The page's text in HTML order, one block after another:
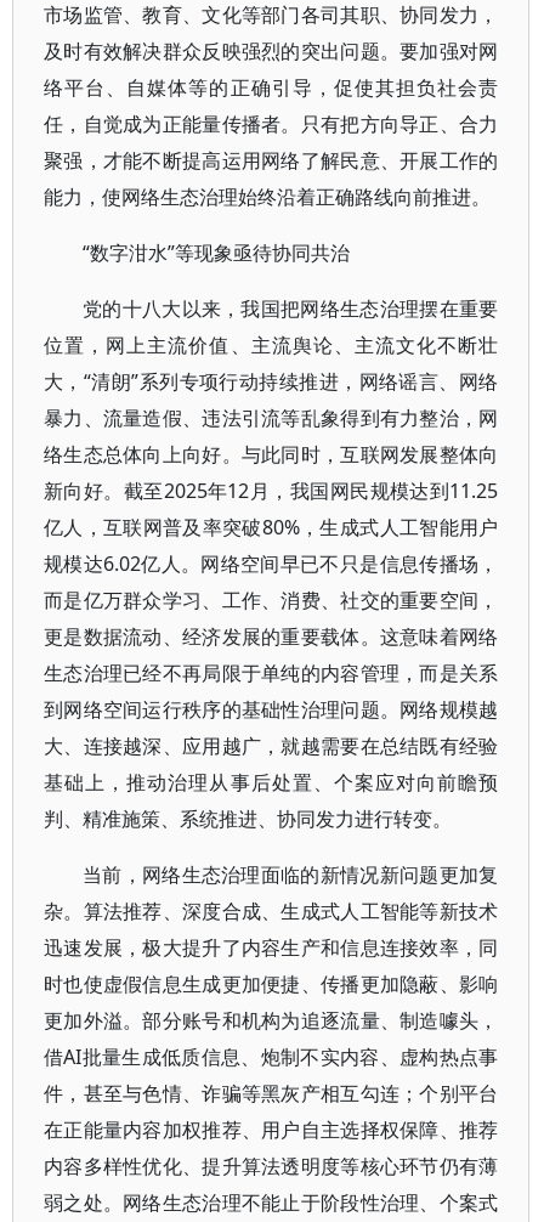
市场监管、教育、文化等部门各司其职、协同发力，
及时有效解决群众反映强烈的突出问题。要加强对网
络平台、自媒体等的正确引导，促使其担负社会责
任，自觉成为正能量传播者。只有把方向导正、合力
聚强，才能不断提高运用网络了解民意、开展工作的
能力，使网络生态治理始终沿着正确路线向前推进。
“数字泔水”等现象亟待协同共治
党的十八大以来，我国把网络生态治理摆在重要
位置，网上主流价值、主流舆论、主流文化不断壮
大，“清朗”系列专项行动持续推进，网络谣言、网络
暴力、流量造假、违法引流等乱象得到有力整治，网
络生态总体向上向好。与此同时，互联网发展整体向
新向好。截至2025年12月，我国网民规模达到11.25
亿人，互联网普及率突破80%，生成式人工智能用户
规模达6.02亿人。网络空间早已不只是信息传播场，
而是亿万群众学习、工作、消费、社交的重要空间，
更是数据流动、经济发展的重要载体。这意味着网络
生态治理已经不再局限于单纯的内容管理，而是关系
到网络空间运行秩序的基础性治理问题。网络规模越
大、连接越深、应用越广，就越需要在总结既有经验
基础上，推动治理从事后处置、个案应对向前瞻预
判、精准施策、系统推进、协同发力进行转变。
当前，网络生态治理面临的新情况新问题更加复
杂。算法推荐、深度合成、生成式人工智能等新技术
迅速发展，极大提升了内容生产和信息连接效率，同
时也使虚假信息生成更加便捷、传播更加隐蔽、影响
更加外溢。部分账号和机构为追逐流量、制造噱头，
借AI批量生成低质信息、炮制不实内容、虚构热点事
件，甚至与色情、诈骗等黑灰产相互勾连；个别平台
在正能量内容加权推荐、用户自主选择权保障、推荐
内容多样性优化、提升算法透明度等核心环节仍有薄
弱之处。网络生态治理不能止于阶段性治理、个案式